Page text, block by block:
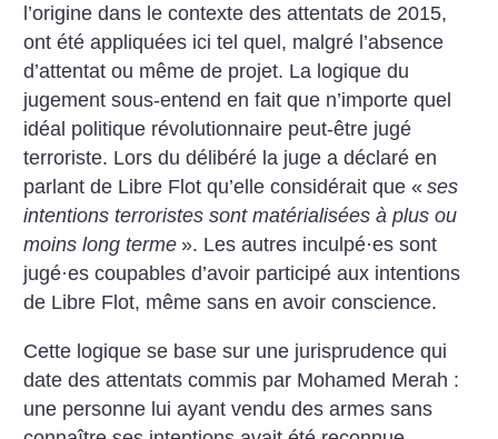
l’origine dans le contexte des attentats de 2015,
ont été appliquées ici tel quel, malgré l’absence
d’attentat ou même de projet. La logique du
jugement sous-entend en fait que n’importe quel
idéal politique révolutionnaire peut-être jugé
terroriste. Lors du délibéré la juge a déclaré en
parlant de Libre Flot qu’elle considérait que « ses
intentions terroristes sont matérialisées à plus ou
moins long terme ». Les autres inculpé·es sont
jugé·es coupables d’avoir participé aux intentions
de Libre Flot, même sans en avoir conscience.
Cette logique se base sur une jurisprudence qui
date des attentats commis par Mohamed Merah :
une personne lui ayant vendu des armes sans